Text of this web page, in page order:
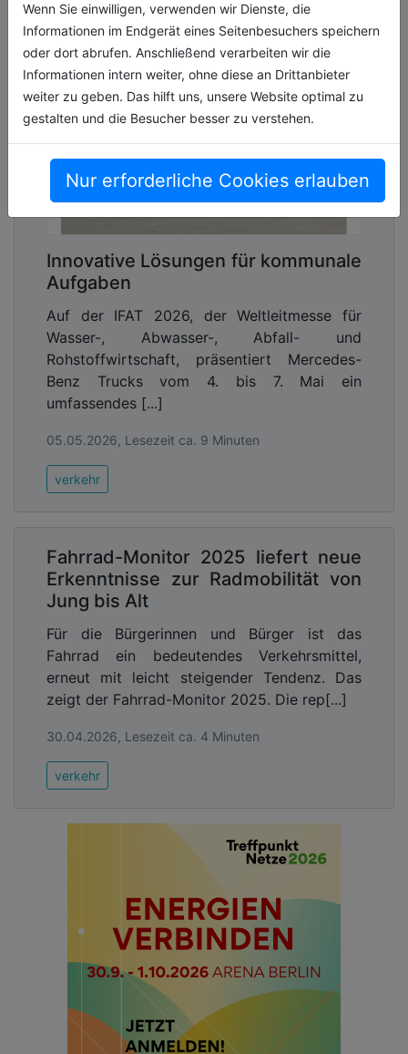
Wenn Sie einwilligen, verwenden wir Dienste, die
Informationen im Endgerät eines Seitenbesuchers speichern
oder dort abrufen. Anschließend verarbeiten wir die
Informationen intern weiter, ohne diese an Drittanbieter
weiter zu geben. Das hilft uns, unsere Website optimal zu
gestalten und die Besucher besser zu verstehen.
Nur erforderliche Cookies erlauben
Innovative Lösungen für kommunale
Aufgaben
Auf der IFAT 2026, der Weltleitmesse für
Wasser-, Abwasser-, Abfall- und
Rohstoffwirtschaft, präsentiert Mercedes-
Benz Trucks vom 4. bis 7. Mai ein
umfassendes [...]
05.05.2026, Lesezeit ca. 9 Minuten
verkehr
Fahrrad-Monitor 2025 liefert neue
Erkenntnisse zur Radmobilität von
Jung bis Alt
Für die Bürgerinnen und Bürger ist das
Fahrrad ein bedeutendes Verkehrsmittel,
erneut mit leicht steigender Tendenz. Das
zeigt der Fahrrad-Monitor 2025. Die rep[...]
30.04.2026, Lesezeit ca. 4 Minuten
verkehr